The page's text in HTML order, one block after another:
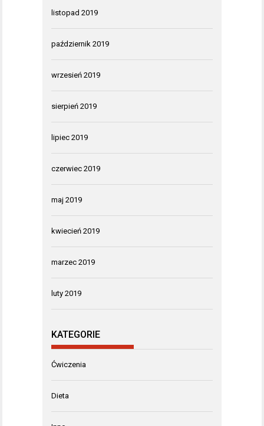
listopad 2019
październik 2019
wrzesień 2019
sierpień 2019
lipiec 2019
czerwiec 2019
maj 2019
kwiecień 2019
marzec 2019
luty 2019
KATEGORIE
Ćwiczenia
Dieta